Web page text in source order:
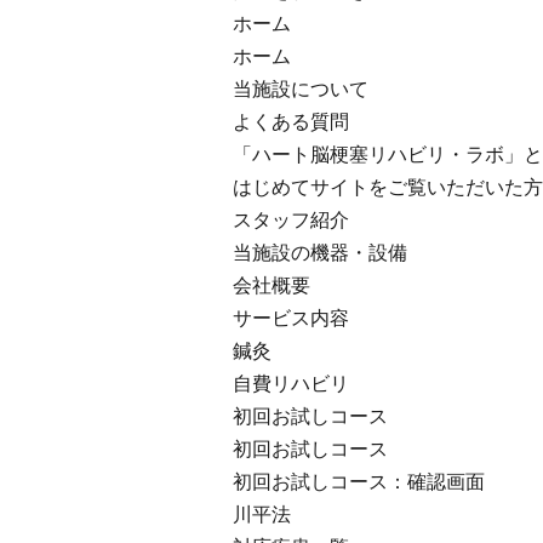
ホーム
ホーム
当施設について
よくある質問
「ハート脳梗塞リハビリ・ラボ」
はじめてサイトをご覧いただいた
スタッフ紹介
当施設の機器・設備
会社概要
サービス内容
鍼灸
自費リハビリ
初回お試しコース
初回お試しコース
初回お試しコース：確認画面
川平法